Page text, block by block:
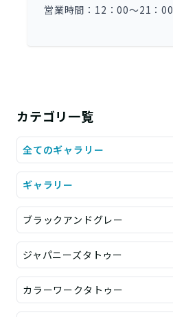
営業時間：12：00～21：00
カテゴリ一覧
全てのギャラリー
ギャラリー
ブラックアンドグレー
ジャパニーズタトゥー
カラーワークタトゥー